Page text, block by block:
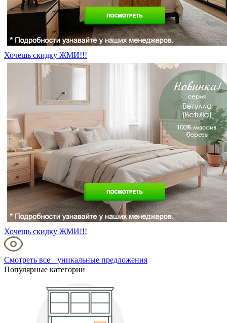
Хочешь скидку ЖМИ!!!
Хочешь скидку ЖМИ!!!
Смотреть все уникальные предложения
Популярные категории